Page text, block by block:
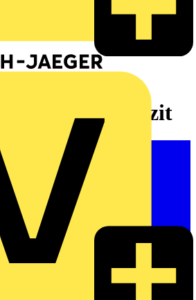
Audio, anthrazit